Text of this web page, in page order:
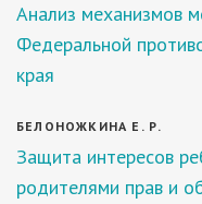
Анализ механизмов
Федеральной
края
БЕЛОНОЖКИНА Е. Р.
Защита интересов
родителями прав и